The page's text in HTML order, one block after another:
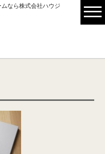
なら株式会社ハウジ